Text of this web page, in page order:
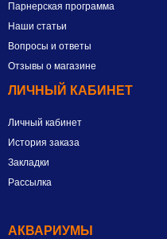
Парнерская программа
Наши статьи
Вопросы и ответы
Отзывы о магазине
ЛИЧНЫЙ КАБИНЕТ
Личный кабинет
История заказа
Закладки
Рассылка
АКВАРИУМЫ